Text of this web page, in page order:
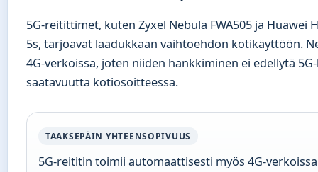
5G-reitittimet, kuten Zyxel Nebula FWA505 ja Huawei
5s, tarjoavat laadukkaan vaihtoehdon kotikäyttöön.
4G-verkoissa, joten niiden hankkiminen ei edellytä
saatavuutta kotiosoitteessa.
TAAKSEPÄIN YHTEENSOPIVUUS
5G-reititin toimii automaattisesti myös 4G-